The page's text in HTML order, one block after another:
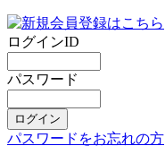
ログインID
パスワード
パスワードをお忘れの方